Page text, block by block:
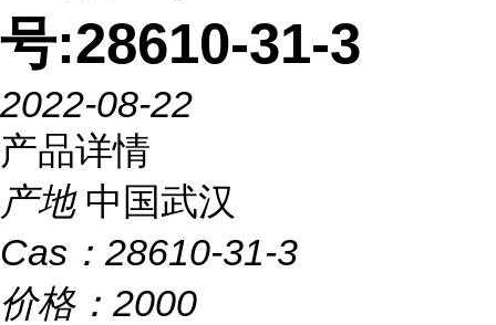
号:28610-31-3
2022-08-22
产品详情
产地 中国武汉
Cas： 28610-31-3
价格： 2000